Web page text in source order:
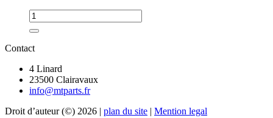
quantité
de
Thermostat
Iseki
TF,
TU,
TL,
TS,
Contact
4 Linard
23500 Clairavaux
info@mtparts.fr
Droit d’auteur (©) 2026 | plan du site | Mention legal